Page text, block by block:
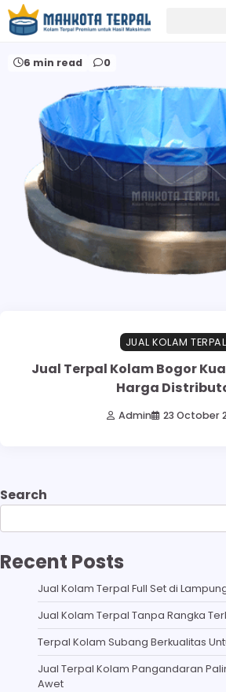
Home harga terpal per meter bogor
6 min read 0
JUAL KOLAM TERPAL
Jual Terpal Kolam Bogor
Harga
Admin 23 October
Search
Recent Posts
Jual Kolam Terpal Full Set di
Jual Kolam Terpal Tanpa Rangka
Terpal Kolam Subang Berkualitas
Jual Terpal Kolam Pangandaran
Awet